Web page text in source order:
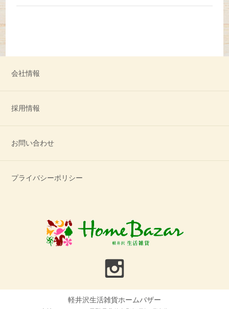
会社情報
採用情報
お問い合わせ
プライバシーポリシー
軽井沢生活雑貨ホームバザー